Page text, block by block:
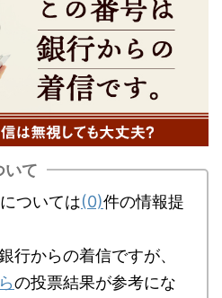
て
ついては(0)件の情報提
行からの着信ですが、
の投票結果が参考にな